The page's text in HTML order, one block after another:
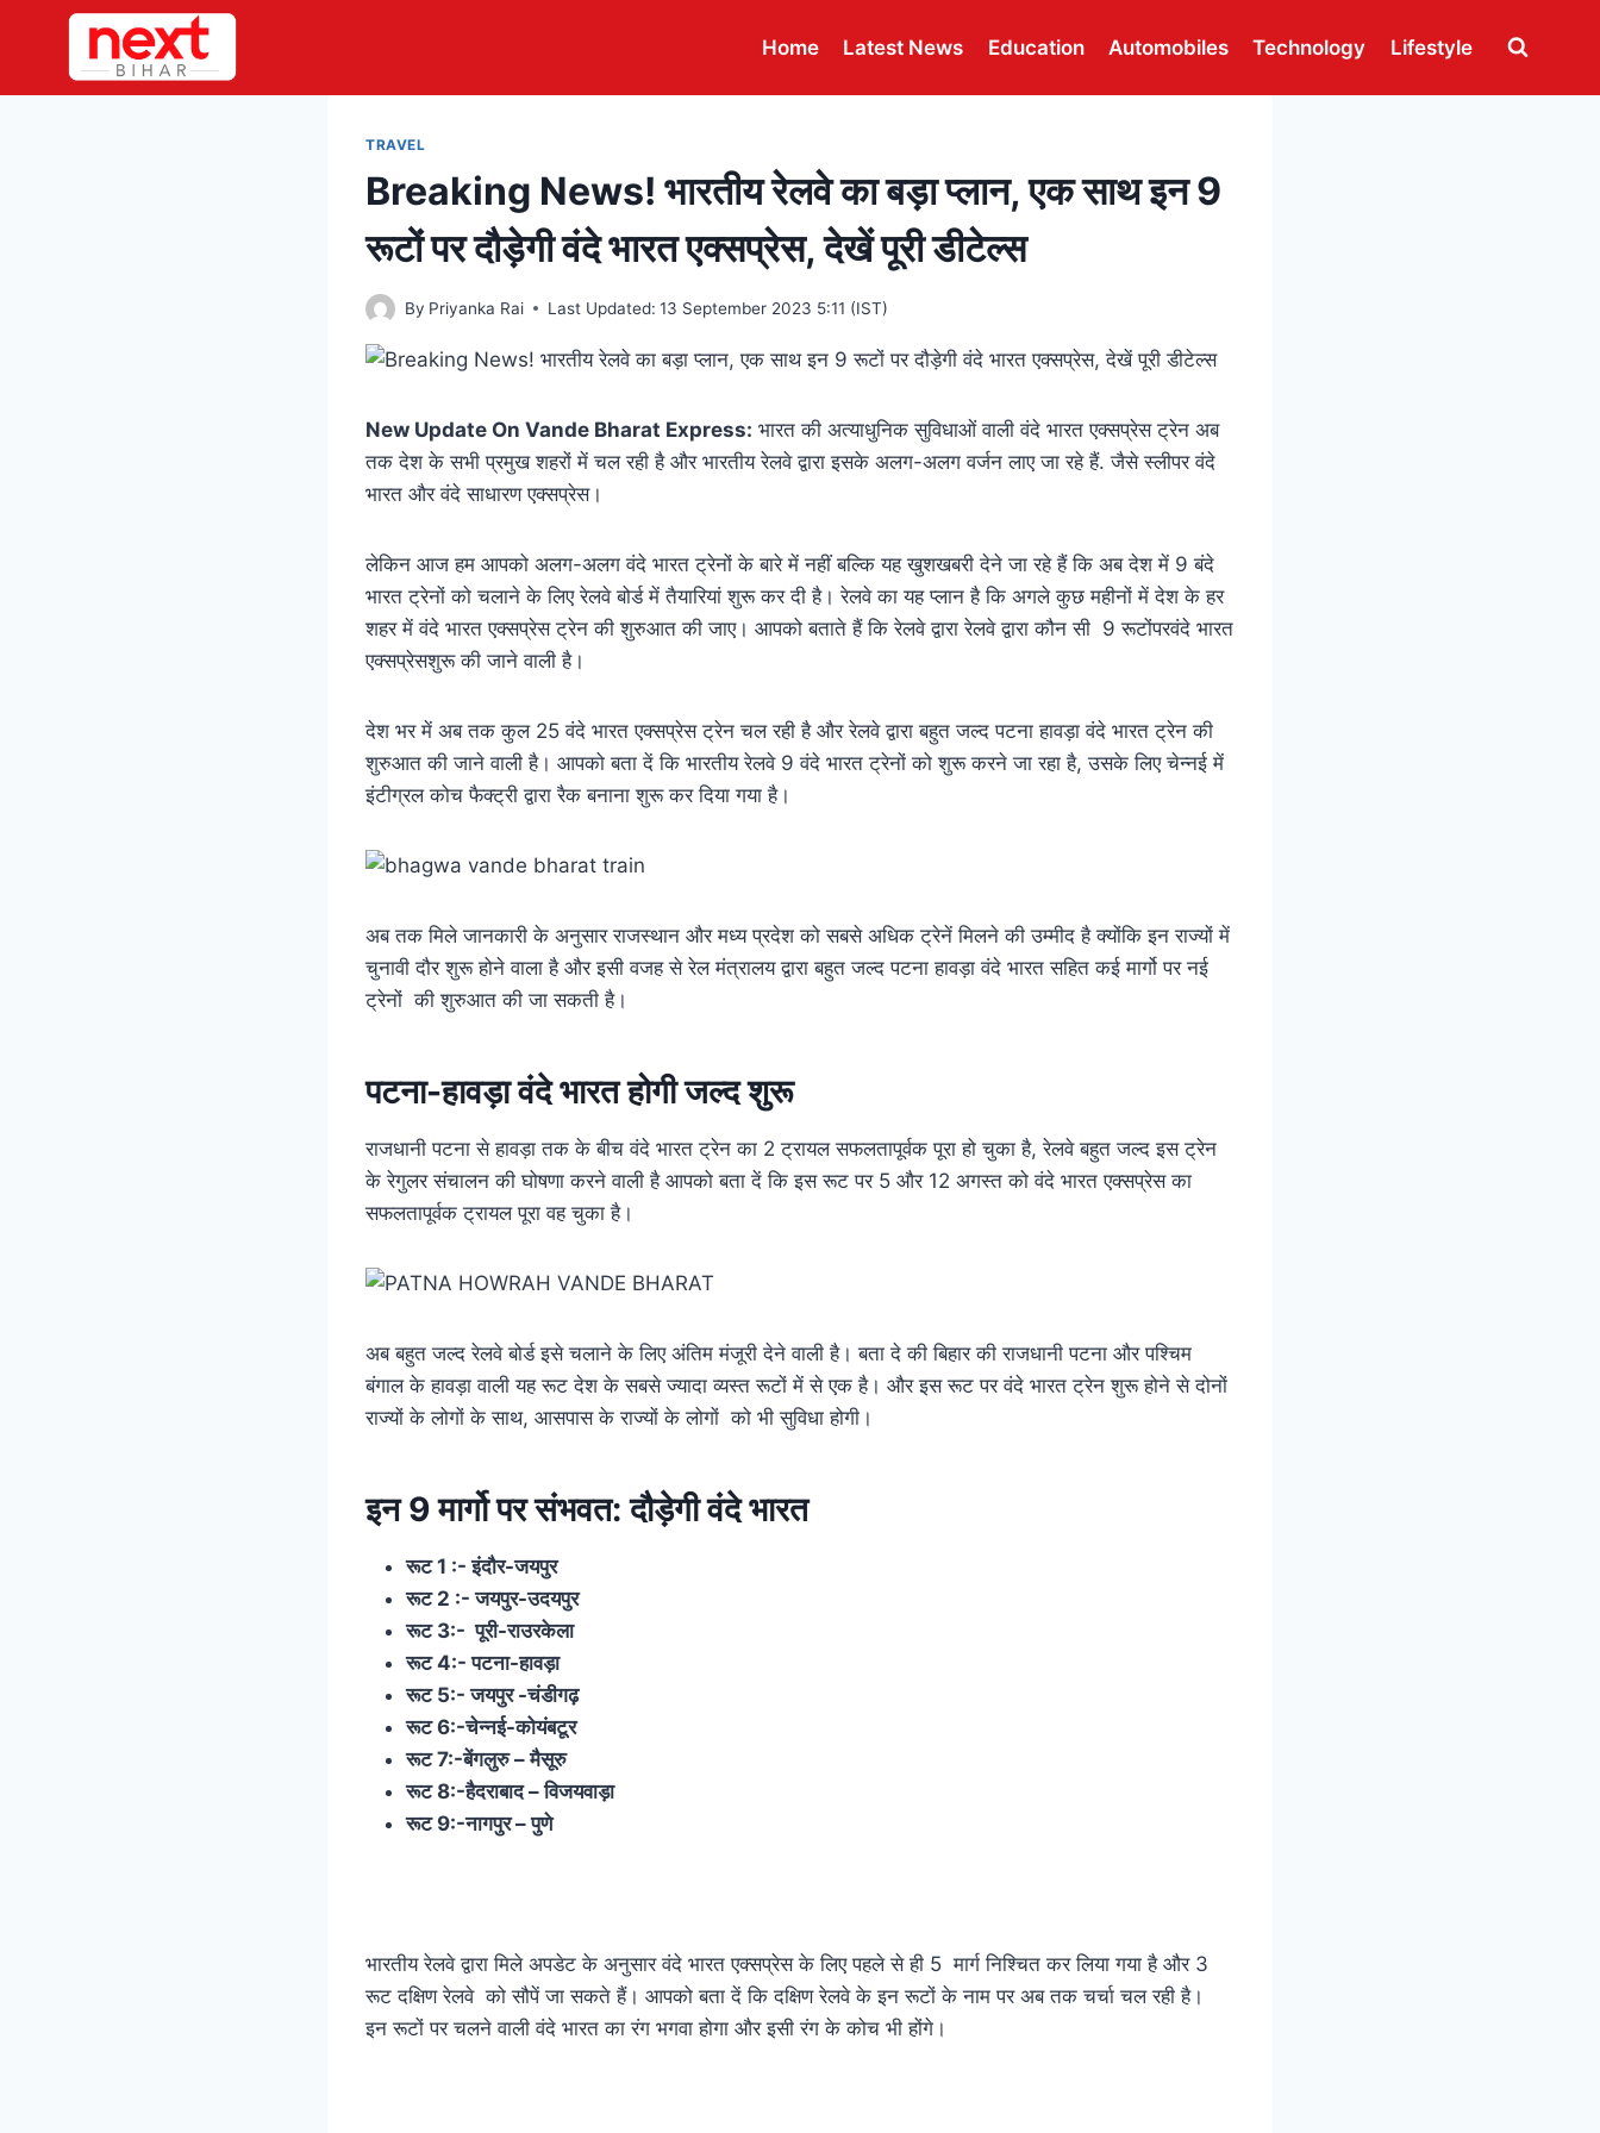
content
Home Latest News Education Automobiles Technology Lifestyle
TRAVEL
Breaking News! भारतीय रेलवे का बड़ा प्लान, एक साथ इन 9
रूटों पर दौड़ेगी वंदे भारत एक्सप्रेस, देखें पूरी डीटेल्स
By Priyanka Rai Last Updated: 13 September 2023 5:11 (IST)
New Update On Vande Bharat Express: भारत की अत्याधुनिक सुविधाओं वाली वंदे भारत एक्सप्रेस ट्रेन अब
तक देश के सभी प्रमुख शहरों में चल रही है और भारतीय रेलवे द्वारा इसके अलग-अलग वर्जन लाए जा रहे हैं. जैसे स्लीपर वंदे
भारत और वंदे साधारण एक्सप्रेस।
लेकिन आज हम आपको अलग-अलग वंदे भारत ट्रेनों के बारे में नहीं बल्कि यह खुशखबरी देने जा रहे हैं कि अब देश में 9 बंदे
भारत ट्रेनों को चलाने के लिए रेलवे बोर्ड में तैयारियां शुरू कर दी है। रेलवे का यह प्लान है कि अगले कुछ महीनों में देश के हर
शहर में वंदे भारत एक्सप्रेस ट्रेन की शुरुआत की जाए। आपको बताते हैं कि रेलवे द्वारा रेलवे द्वारा कौन सी 9 रूटोंपरवंदे भारत
एक्सप्रेसशुरू की जाने वाली है।
देश भर में अब तक कुल 25 वंदे भारत एक्सप्रेस ट्रेन चल रही है और रेलवे द्वारा बहुत जल्द पटना हावड़ा वंदे भारत ट्रेन की
शुरुआत की जाने वाली है। आपको बता दें कि भारतीय रेलवे 9 वंदे भारत ट्रेनों को शुरू करने जा रहा है, उसके लिए चेन्नई में
इंटीग्रल कोच फैक्ट्री द्वारा रैक बनाना शुरू कर दिया गया है।
अब तक मिले जानकारी के अनुसार राजस्थान और मध्य प्रदेश को सबसे अधिक ट्रेनें मिलने की उम्मीद है क्योंकि इन राज्यों में
चुनावी दौर शुरू होने वाला है और इसी वजह से रेल मंत्रालय द्वारा बहुत जल्द पटना हावड़ा वंदे भारत सहित कई मार्गो पर नई
ट्रेनों की शुरुआत की जा सकती है।
पटना-हावड़ा वंदे भारत होगी जल्द शुरू
राजधानी पटना से हावड़ा तक के बीच वंदे भारत ट्रेन का 2 ट्रायल सफलतापूर्वक पूरा हो चुका है, रेलवे बहुत जल्द इस ट्रेन
के रेगुलर संचालन की घोषणा करने वाली है आपको बता दें कि इस रूट पर 5 और 12 अगस्त को वंदे भारत एक्सप्रेस का
सफलतापूर्वक ट्रायल पूरा वह चुका है।
अब बहुत जल्द रेलवे बोर्ड इसे चलाने के लिए अंतिम मंजूरी देने वाली है। बता दे की बिहार की राजधानी पटना और पश्चिम
बंगाल के हावड़ा वाली यह रूट देश के सबसे ज्यादा व्यस्त रूटों में से एक है। और इस रूट पर वंदे भारत ट्रेन शुरू होने से दोनों
राज्यों के लोगों के साथ, आसपास के राज्यों के लोगों को भी सुविधा होगी।
इन 9 मार्गो पर संभवत: दौड़ेगी वंदे भारत
रूट 1 :- इंदौर-जयपुर
रूट 2 :- जयपुर-उदयपुर
रूट 3:- पूरी-राउरकेला
रूट 4:- पटना-हावड़ा
रूट 5:- जयपुर -चंडीगढ़
रूट 6:-चेन्नई-कोयंबटूर
रूट 7:-बेंगलुरु – मैसूरु
रूट 8:-हैदराबाद – विजयवाड़ा
रूट 9:-नागपुर – पुणे
भारतीय रेलवे द्वारा मिले अपडेट के अनुसार वंदे भारत एक्सप्रेस के लिए पहले से ही 5 मार्ग निश्चित कर लिया गया है और 3
रूट दक्षिण रेलवे को सौपें जा सकते हैं। आपको बता दें कि दक्षिण रेलवे के इन रूटों के नाम पर अब तक चर्चा चल रही है।
इन रूटों पर चलने वाली वंदे भारत का रंग भगवा होगा और इसी रंग के कोच भी होंगे।